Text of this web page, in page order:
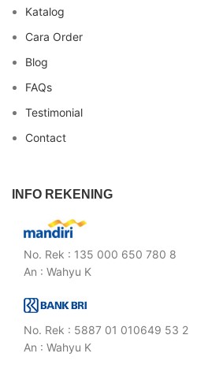
Katalog
Cara Order
Blog
FAQs
Testimonial
Contact
INFO REKENING
No. Rek : 135 000 650 780 8
An : Wahyu K
No. Rek : 5887 01 010649 53 2
An : Wahyu K